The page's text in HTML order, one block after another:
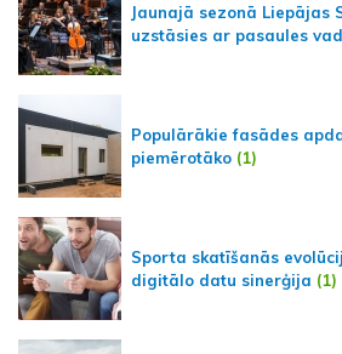
Jaunajā sezonā Liepājas
uzstāsies ar pasaules
Populārākie fasādes
piemērotāko (1)
Sporta skatīšanās
digitālo datu sinerģija (1)